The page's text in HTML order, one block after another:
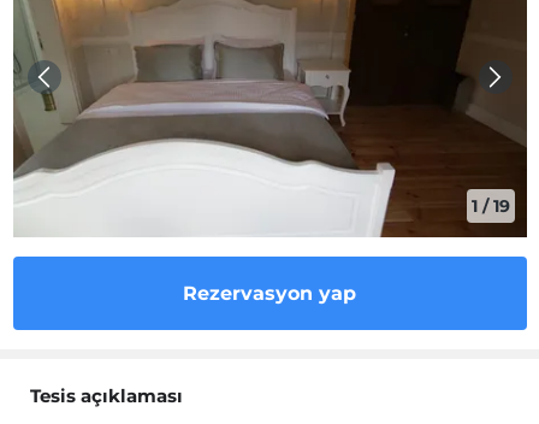
1 /19
Rezervasyon yap
Tesis açıklaması